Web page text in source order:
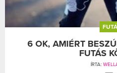
6 OK, AMIÉRT
FUTÁS
ÍRTA: